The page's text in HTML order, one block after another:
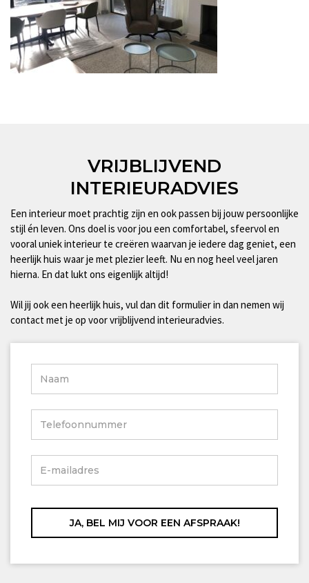
VRIJBLIJVEND
INTERIEURADVIES
Een interieur moet prachtig zijn en ook passen bij jouw persoonlijke
stijl én leven. Ons doel is voor jou een comfortabel, sfeervol en
vooral uniek interieur te creëren waarvan je iedere dag geniet, een
heerlijk huis waar je met plezier leeft. Nu en nog heel veel jaren
hierna. En dat lukt ons eigenlijk altijd!
Wil jij ook een heerlijk huis, vul dan dit formulier in dan nemen wij
contact met je op voor vrijblijvend interieuradvies.